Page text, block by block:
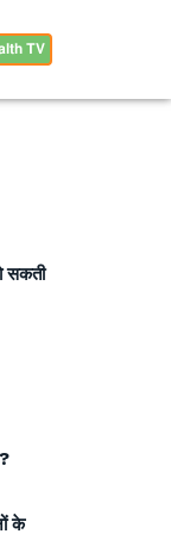
TV
सकती
के